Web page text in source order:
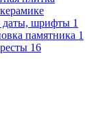
шрифты 1
памятника 1
16